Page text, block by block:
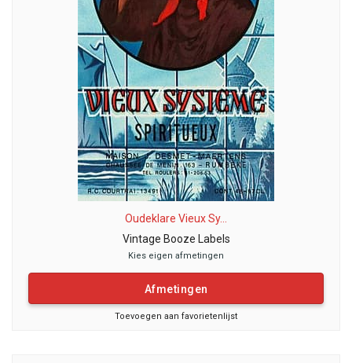
Oudeklare Vieux Sy...
Vintage Booze Labels
Kies eigen afmetingen
Afmetingen
Toevoegen aan favorietenlijst